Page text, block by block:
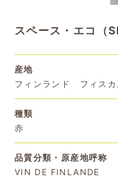
スペース・エコ（
産地
フィンランド フィスカ
種類
赤
品質分類・原産地呼称
VIN DE FINLANDE